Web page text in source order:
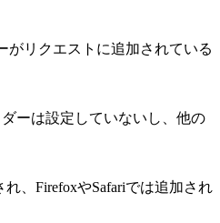
がリクエストに追加されている
ーは設定していないし、他の
、FirefoxやSafariでは追加され